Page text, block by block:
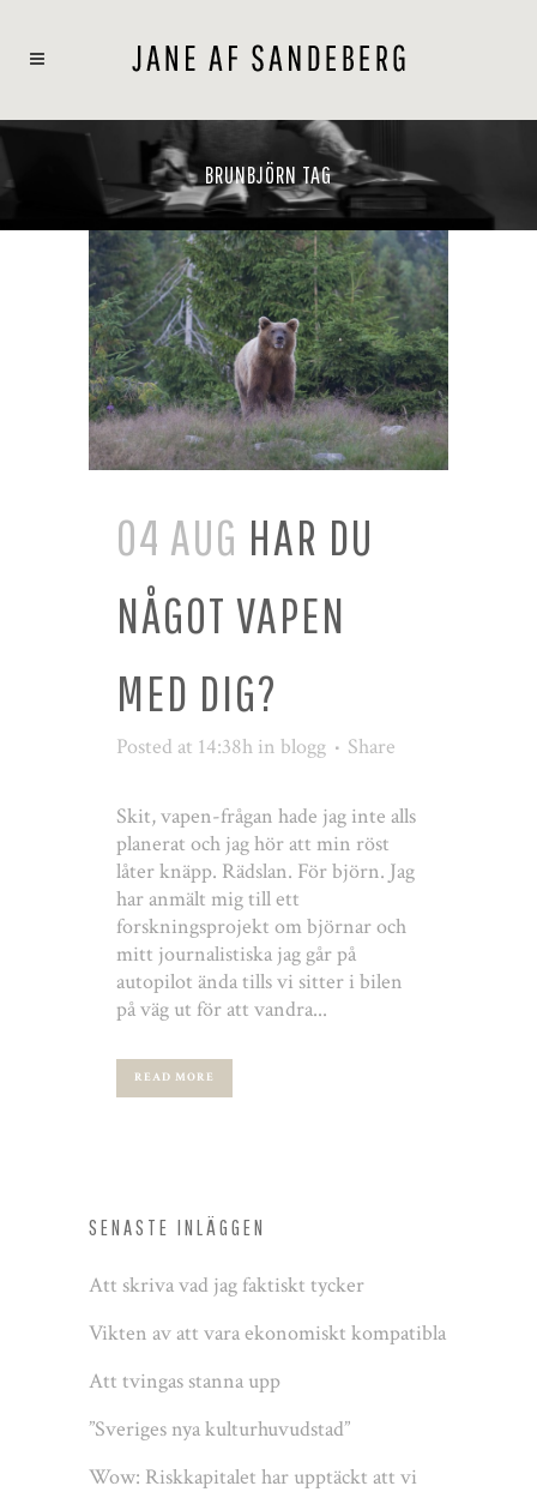
BRUNBJÖRN TAG
04 AUG HAR DU
NÅGOT VAPEN
MED DIG?
Posted at 14:38h in blogg Share
Skit, vapen-frågan hade jag inte alls
planerat och jag hör att min röst
låter knäpp. Rädslan. För björn. Jag
har anmält mig till ett
forskningsprojekt om björnar och
mitt journalistiska jag går på
autopilot ända tills vi sitter i bilen
på väg ut för att vandra...
READ MORE
SENASTE INLÄGGEN
Att skriva vad jag faktiskt tycker
Vikten av att vara ekonomiskt kompatibla
Att tvingas stanna upp
”Sveriges nya kulturhuvudstad”
Wow: Riskkapitalet har upptäckt att vi